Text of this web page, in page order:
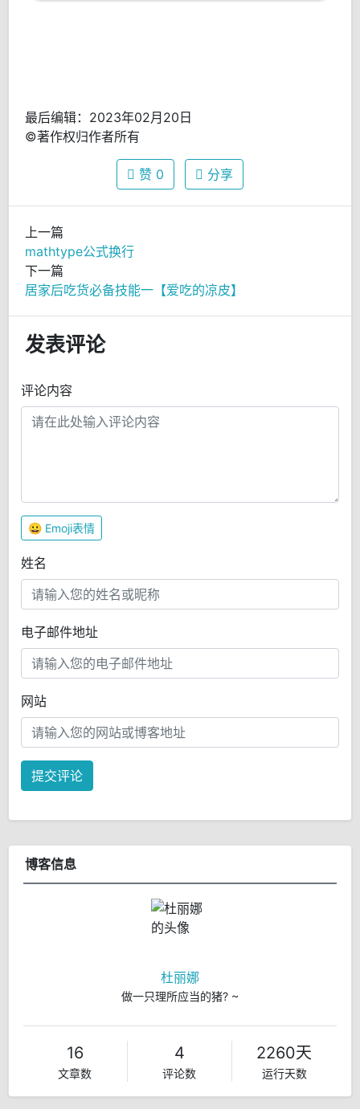
最后编辑：2023年02月20日
©著作权归作者所有
赞 0 分享
上一篇
mathtype公式换行
下一篇
居家后吃货必备技能一【爱吃的凉皮】
发表评论
评论内容
😀 Emoji表情
姓名
电子邮件地址
网站
提交评论
博客信息
杜丽娜
做一只理所应当的猪? ~
16
文章数
4
评论数
2260天
运行天数